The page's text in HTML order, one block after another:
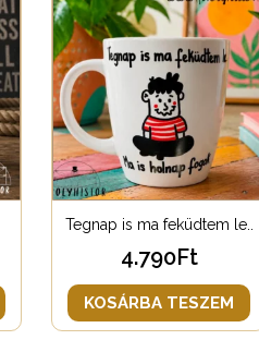
Tegnap is ma feküdtem le..
4.790Ft
KOSÁRBA TESZEM